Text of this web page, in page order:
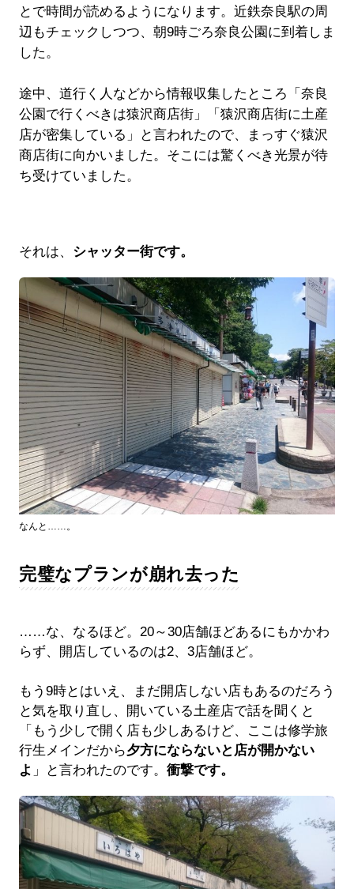
とで時間が読めるようになります。近鉄奈良駅の周
辺もチェックしつつ、朝9時ごろ奈良公園に到着しま
した。
途中、道行く人などから情報収集したところ「奈良
公園で行くべきは猿沢商店街」「猿沢商店街に土産
店が密集している」と言われたので、まっすぐ猿沢
商店街に向かいました。そこには驚くべき光景が待
ち受けていました。
それは、 シャッター街です。
なんと……。
完璧なプランが崩れ去った
……な、なるほど。20～30店舗ほどあるにもかかわ
らず、開店しているのは2、3店舗ほど。
もう9時とはいえ、まだ開店しない店もあるのだろう
と気を取り直し、開いている土産店で話を聞くと
「もう少しで開く店も少しあるけど、ここは修学旅
行生メインだから夕方にならないと店が開かない
よ 」と言われたのです。 衝撃です。